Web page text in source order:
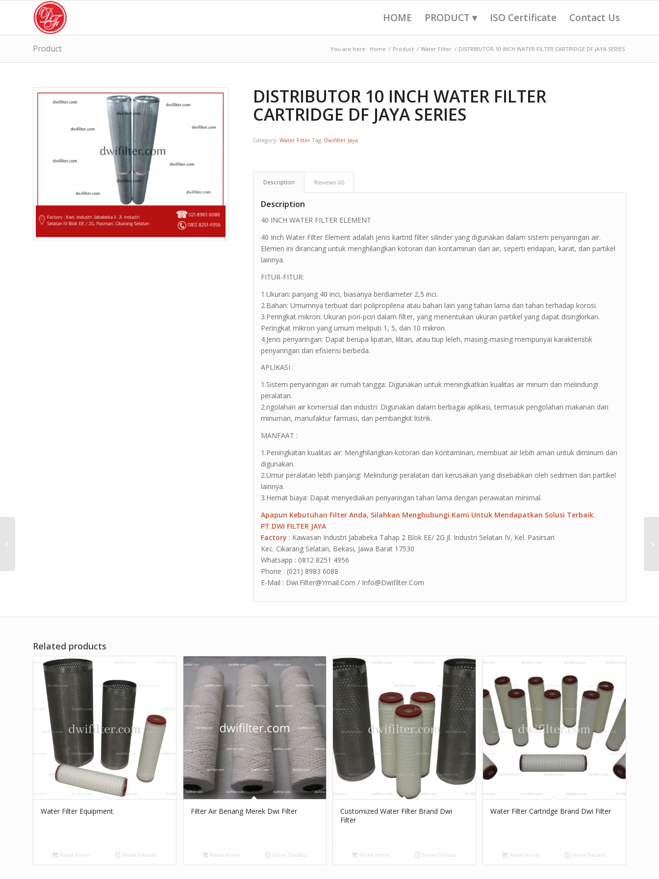
HOME PRODUCT ▾ ISO Certificate Contact Us
Product You are here: Home / Product / Water Filter / DISTRIBUTOR 10 INCH WATER FILTER CARTRIDGE DF JAYA SERIES
DISTRIBUTOR 10 INCH WATER FILTER
CARTRIDGE DF JAYA SERIES
Category:Water Filter Tag: Dwifilter Jaya
Description Reviews (0)
Description
40 INCH WATER FILTER ELEMENT
40 Inch Water Filter Element adalah jenis kartrid filter silinder yang digunakan dalam sistem penyaringan air.
Elemen ini dirancang untuk menghilangkan kotoran dan kontaminan dari air, seperti endapan, karat, dan partikel
lainnya.
FITUR-FITUR:
1.Ukuran: panjang 40 inci, biasanya berdiameter 2,5 inci.
2.Bahan: Umumnya terbuat dari polipropilena atau bahan lain yang tahan lama dan tahan terhadap korosi.
3.Peringkat mikron: Ukuran pori-pori dalam filter, yang menentukan ukuran partikel yang dapat disingkirkan.
Peringkat mikron yang umum meliputi 1, 5, dan 10 mikron.
4.Jenis penyaringan: Dapat berupa lipatan, lilitan, atau tiup leleh, masing-masing mempunyai karakteristik
penyaringan dan efisiensi berbeda.
APLIKASI :
1.Sistem penyaringan air rumah tangga: Digunakan untuk meningkatkan kualitas air minum dan melindungi
peralatan.
2.ngolahan air komersial dan industri: Digunakan dalam berbagai aplikasi, termasuk pengolahan makanan dan
minuman, manufaktur farmasi, dan pembangkit listrik.
MANFAAT :
1.Peningkatan kualitas air: Menghilangkan kotoran dan kontaminan, membuat air lebih aman untuk diminum dan
digunakan.
2.Umur peralatan lebih panjang: Melindungi peralatan dari kerusakan yang disebabkan oleh sedimen dan partikel
lainnya.
3.Hemat biaya: Dapat menyediakan penyaringan tahan lama dengan perawatan minimal.
Apapun Kebutuhan Filter Anda, Silahkan Menghubungi Kami Untuk Mendapatkan Solusi Terbaik.
PT.DWI FILTER JAYA
Factory : Kawasan Industri Jababeka Tahap 2 Blok EE/ 2G Jl. Industri Selatan IV, Kel. Pasirsari
Kec. Cikarang Selatan, Bekasi, Jawa Barat 17530
Whatsapp : 0812 8251 4956
Phone : (021) 8983 6088
E-Mail : Dwi.Filter@Ymail.Com / Info@Dwifilter.Com
Related products
Water Filter Equipment
Read more Show Details
Filter Air Benang Merek Dwi Filter
Read more Show Details
Customized Water Filter Brand Dwi
Filter
Read more Show Details
Water Filter Cartridge Brand Dwi Filter
Read more Show Details